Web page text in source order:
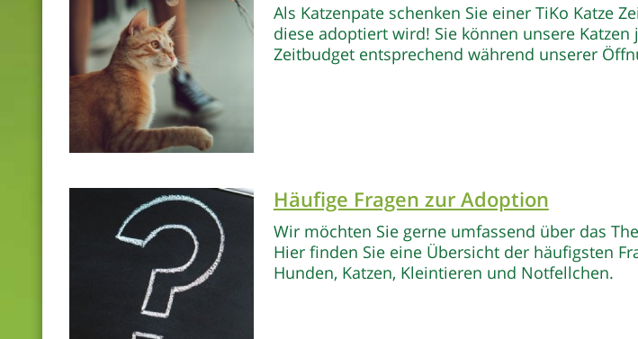
Als Katzenpate schenken Sie einer TiKo Katze
diese adoptiert wird! Sie können unsere
Zeitbudget entsprechend während unserer
Häufige Fragen zur Adoption
Wir möchten Sie gerne umfassend über das
Hier finden Sie eine Übersicht der häufigsten
Hunden, Katzen, Kleintieren und Notfellchen.